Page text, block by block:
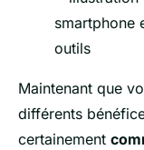
Maintenant que
différents
certainement